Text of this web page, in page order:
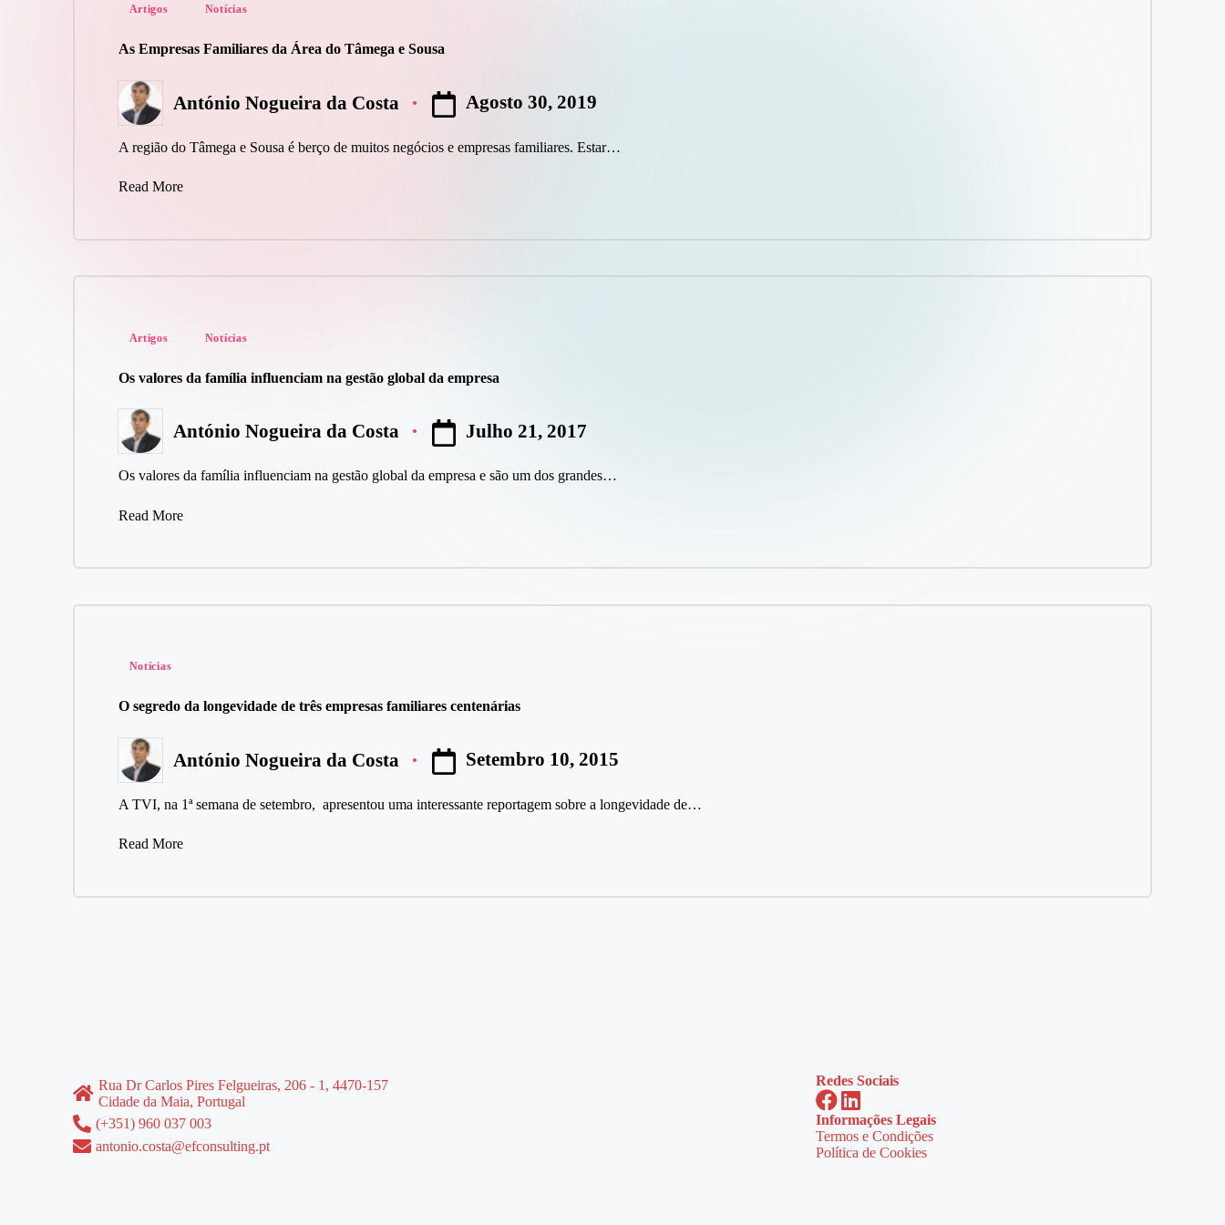
Artigos Notícias
As Empresas Familiares da Área do Tâmega e Sousa
Posted
by
António Nogueira da Costa Agosto 30, 2019
A região do Tâmega e Sousa é berço de muitos negócios e empresas familiares. Estar…
Read More
Posted
Artigos Notícias
Os valores da família influenciam na gestão global da empresa
Posted
António Nogueira da Costa Julho 21, 2017
Os valores da família influenciam na gestão global da empresa e são um dos grandes…
Read More
Posted
Notícias
O segredo da longevidade de três empresas familiares centenárias
Posted
by
António Nogueira da Costa Setembro 10, 2015
A TVI, na 1ª semana de setembro, apresentou uma interessante reportagem sobre a longevidade de…
Read More
Rua Dr Carlos Pires Felgueiras, 206 - 1, 4470-157
Cidade da Maia, Portugal
(+351) 960 037 003
antonio.costa@efconsulting.pt
Redes Sociais
Informações Legais
Termos e Condições
Política de Cookies